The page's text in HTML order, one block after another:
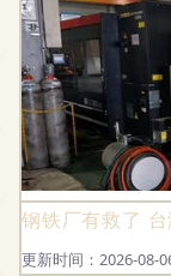
钢铁厂有救了
更新时间：2026-08-